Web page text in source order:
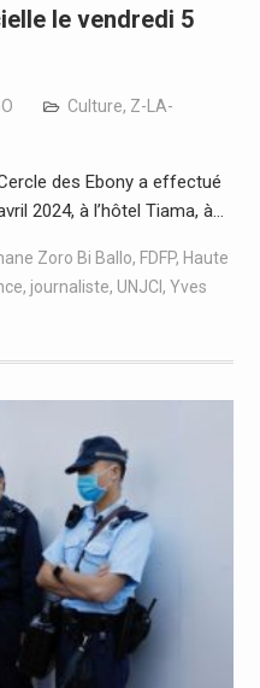
le vendredi 5
Culture, Z-LA-
des Ebony a effectué
2024, à l’hôtel Tiama, à…
Zoro Bi Ballo, FDFP, Haute
, journaliste, UNJCI , Yves